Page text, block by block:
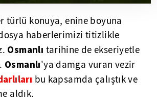
türlü konuya, enine boyuna
haberlerimizi titizlikle
Osmanlı tarihine de ekseriyetle
Osmanlı'ya damga vuran vezir
bu kapsamda çalıştık ve
aldık.